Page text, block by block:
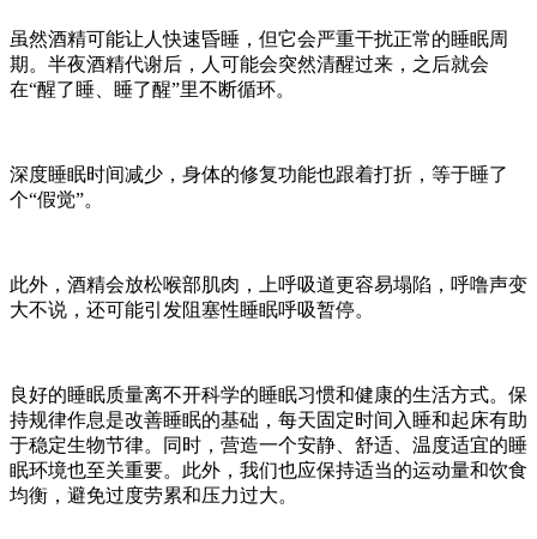
虽然酒精可能让人快速昏睡，但它会严重干扰正常的睡眠周
期。半夜酒精代谢后，人可能会突然清醒过来，之后就会
在“醒了睡、睡了醒”里不断循环。
深度睡眠时间减少，身体的修复功能也跟着打折，等于睡了
个“假觉”。
此外，酒精会放松喉部肌肉，上呼吸道更容易塌陷，呼噜声变
大不说，还可能引发阻塞性睡眠呼吸暂停。
良好的睡眠质量离不开科学的睡眠习惯和健康的生活方式。保
持规律作息是改善睡眠的基础，每天固定时间入睡和起床有助
于稳定生物节律。同时，营造一个安静、舒适、温度适宜的睡
眠环境也至关重要。此外，我们也应保持适当的运动量和饮食
均衡，避免过度劳累和压力过大。